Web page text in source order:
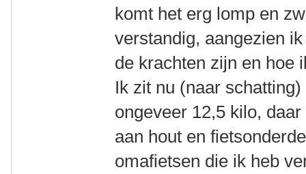
komt het erg lomp en
verstandig, aangezien
de krachten zijn en hoe
Ik zit nu (naar
ongeveer 12,5 kilo,
aan hout en
omafietsen die ik heb